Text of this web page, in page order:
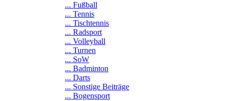
... Fußball
... Tennis
... Tischtennis
... Radsport
... Volleyball
... Turnen
... SoW
... Badminton
... Darts
... Sonstige Beiträge
... Bogensport